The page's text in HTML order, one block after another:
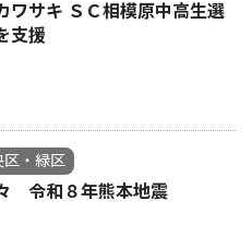
ワサキ ＳＣ相模原中高生選
支援
区・緑区
令和８年熊本地震